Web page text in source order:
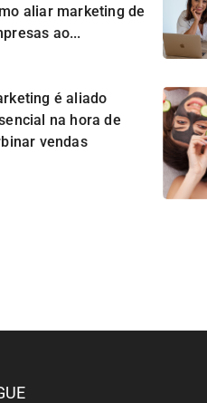
aliar marketing de
ao...
é aliado
na hora de
vendas